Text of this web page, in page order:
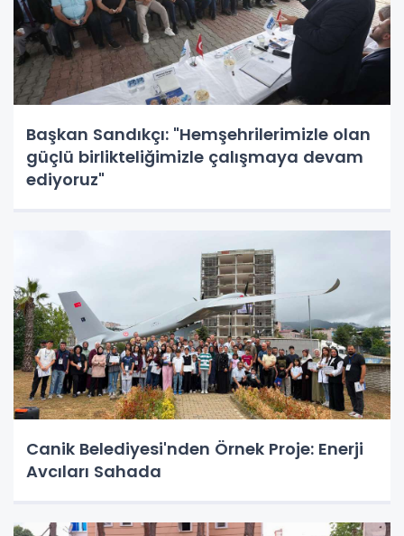
Başkan Sandıkçı: "Hemşehrilerimizle olan
güçlü birlikteliğimizle çalışmaya devam
ediyoruz"
Canik Belediyesi'nden Örnek Proje: Enerji
Avcıları Sahada